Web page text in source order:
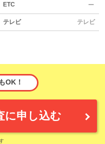
ETC ー
テレビ テレビ
OK！
に申し込む